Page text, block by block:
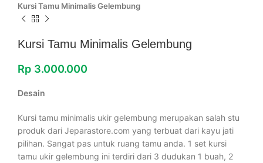
Kursi Tamu Minimalis Gelembung
Kursi Tamu Minimalis Gelembung
Rp 3.000.000
Desain
Kursi tamu minimalis ukir gelembung merupakan salah stu
produk dari Jeparastore.com yang terbuat dari kayu jati
pilihan. Sangat pas untuk ruang tamu anda. 1 set kursi
tamu ukir gelembung ini terdiri dari 3 dudukan 1 buah, 2